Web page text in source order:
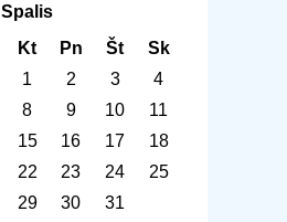
Spalis
Kt Pn Št
Sk
1
2 3
4
8 9 10
11
15 16 17
18
22 23 24
25
29 30 31